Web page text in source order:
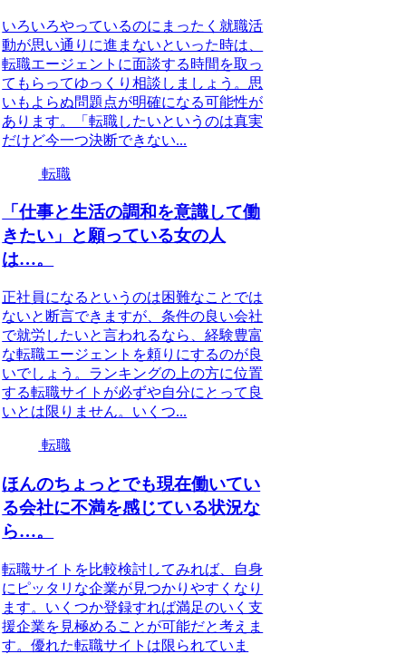
いろいろやっているのにまったく就職活
動が思い通りに進まないといった時は、
転職エージェントに面談する時間を取っ
てもらってゆっくり相談しましょう。思
いもよらぬ問題点が明確になる可能性が
あります。「転職したいというのは真実
だけど今一つ決断できない...
転職
「仕事と生活の調和を意識して働
きたい」と願っている女の人
は…。
正社員になるというのは困難なことでは
ないと断言できますが、条件の良い会社
で就労したいと言われるなら、経験豊富
な転職エージェントを頼りにするのが良
いでしょう。ランキングの上の方に位置
する転職サイトが必ずや自分にとって良
いとは限りません。いくつ...
転職
ほんのちょっとでも現在働いてい
る会社に不満を感じている状況な
ら…。
転職サイトを比較検討してみれば、自身
にピッタリな企業が見つかりやすくなり
ます。いくつか登録すれば満足のいく支
援企業を見極めることが可能だと考えま
す。優れた転職サイトは限られていま